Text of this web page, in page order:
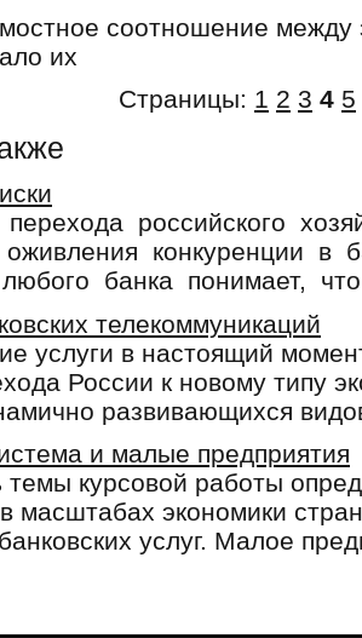
соотношение
их
Страницы: 1 2 3 4 5
российского
конкуренции в
любого банка понимает,
телекоммуникаций
в настоящий
России к новому типу
развивающихся
и малые предприятия
темы курсовой работы
масштабах экономики
услуг. Малое